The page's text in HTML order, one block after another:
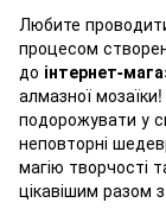
Любите
процесом
до інтернет-
алмазної
подорожувати у
неповторні
магію творчості
цікавішим разом